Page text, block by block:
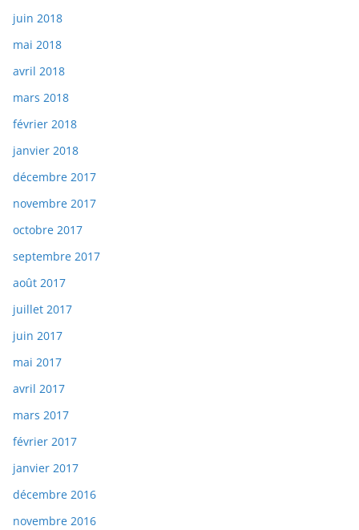
juin 2018
mai 2018
avril 2018
mars 2018
février 2018
janvier 2018
décembre 2017
novembre 2017
octobre 2017
septembre 2017
août 2017
juillet 2017
juin 2017
mai 2017
avril 2017
mars 2017
février 2017
janvier 2017
décembre 2016
novembre 2016